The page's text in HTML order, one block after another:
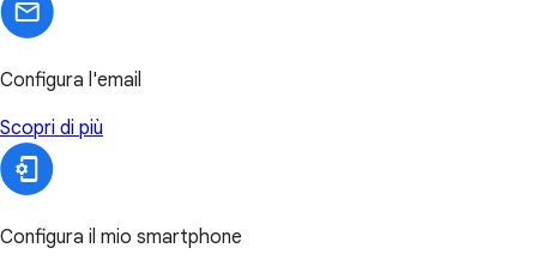
Configura l'email
Scopri di più
Configura il mio smartphone